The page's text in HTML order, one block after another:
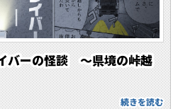
バーの怪談 ～県境の峠越
続きを読む